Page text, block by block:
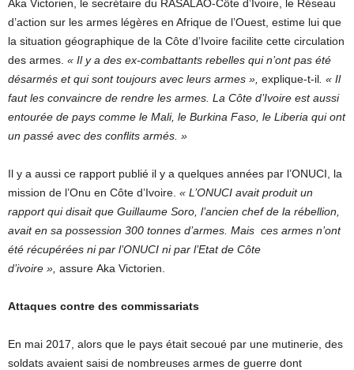
Aka Victorien, le secrétaire du RASALAO-Côte d’Ivoire, le Réseau
d’action sur les armes légères en Afrique de l’Ouest, estime lui que
la situation géographique de la Côte d’Ivoire facilite cette circulation
des armes. « Il y a des ex-combattants rebelles qui n’ont pas été
désarmés et qui sont toujours avec leurs armes », explique-t-il . « Il
faut les convaincre de rendre les armes. La Côte d’Ivoire est aussi
entourée de pays comme le Mali, le Burkina Faso, le Liberia qui ont
un passé avec des conflits armés. »
Il y a aussi ce rapport publié il y a quelques années par l’ONUCI, la
mission de l’Onu en Côte d’Ivoire. « L’ONUCI avait produit un
rapport qui disait que Guillaume Soro, l’ancien chef de la rébellion,
avait en sa possession 300 tonnes d’armes. Mais ces armes n’ont
été récupérées ni par l’ONUCI ni par l’Etat de Côte
d’ivoire », assure Aka Victorien.
Attaques contre des commissariats
En mai 2017, alors que le pays était secoué par une mutinerie, des
soldats avaient saisi de nombreuses armes de guerre dont